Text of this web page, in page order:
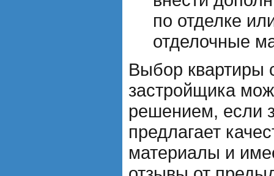
по отделке
отделочные
Выбор квартиры
застройщика
решением, если
предлагает
материалы и